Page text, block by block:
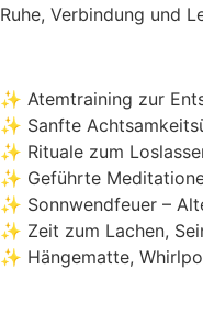
Ruhe, Verbindung und
✨ Atemtraining zur
✨ Sanfte
✨ Rituale zum
✨ Geführte
✨ Sonnwendfeuer –
✨ Zeit zum Lachen,
✨ Hängematte,